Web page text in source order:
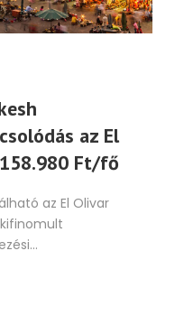
az El
Ft/fő
az El Olivar